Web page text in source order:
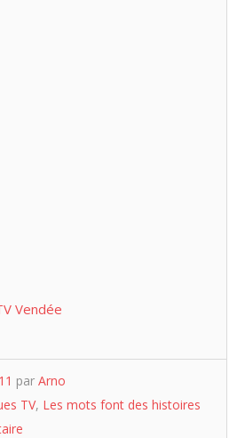
Vendée
par Arno
TV, Les mots font des histoires